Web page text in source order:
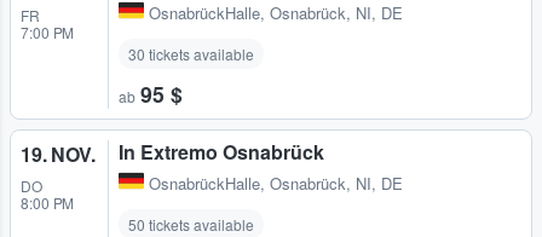
FR
7:00 PM
OsnabrückHalle, Osnabrück, NI, DE
30 tickets available
ab 95 $
19. NOV.
DO
8:00 PM
In Extremo Osnabrück
OsnabrückHalle, Osnabrück, NI, DE
50 tickets available